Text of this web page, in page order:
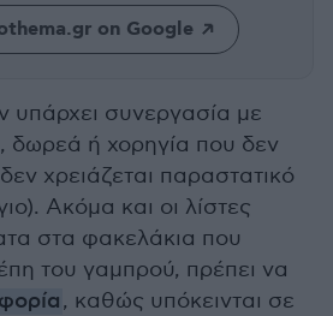
on Google
υπάρχει συνεργασία με
δωρεά ή χορηγία που δεν
χρειάζεται παραστατικό
Ακόμα και οι λίστες
στα φακελάκια που
του γαμπρού, πρέπει να
, καθώς υπόκεινται σε